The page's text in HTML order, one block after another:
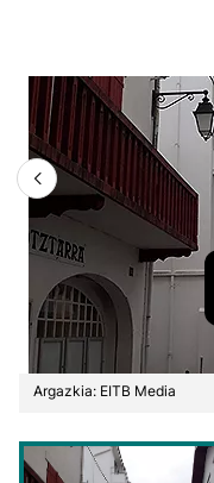
Argazkia: EITB Media